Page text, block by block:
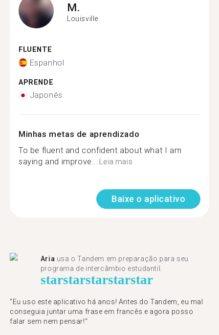
M.
Louisville
FLUENTE
Espanhol
APRENDE
Japonês
Minhas metas de aprendizado
To be fluent and confident about what I am
saying and improve...Leia mais
Baixe o aplicativo
Aria usa o Tandem em preparação para seu
programa de intercâmbio estudantil.
starstarstarstarstar
"​​Eu uso este aplicativo há anos! Antes do Tandem, eu mal
conseguia juntar uma frase em francês e agora posso
falar sem nem pensar!"